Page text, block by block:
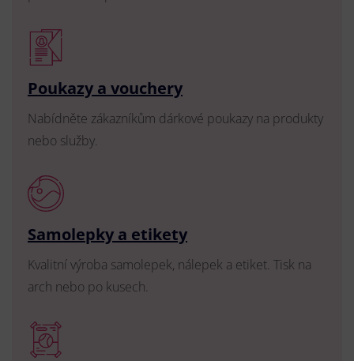
Poukazy a vouchery
Nabídněte zákazníkům dárkové poukazy na produkty
nebo služby.
Samolepky a etikety
Kvalitní výroba samolepek, nálepek a etiket. Tisk na
arch nebo po kusech.